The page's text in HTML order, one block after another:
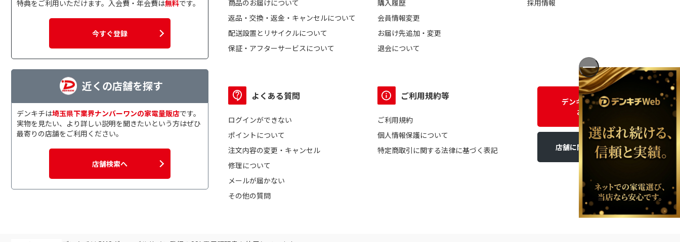
特典をご利用いただけます。入会費・年会費は無料です。
今すぐ登録
近くの店舗を探す
デンキチは埼玉県下業界ナンバーワンの家電量販店です。
実物を見たい、より詳しい説明を聞きたいという方はぜひ
最寄りの店舗をご利用ください。
店舗検索へ
商品のお届けについて
返品・交換・返金・キャンセルについて
配送設置とリサイクルについて
保証・アフターサービスについて
購入履歴
会員情報変更
お届け先追加・変更
退会について
採用情報
よくある質問
ログインができない
ポイントについて
注文内容の変更・キャンセル
修理について
メールが届かない
その他の質問
ご利用規約等
ご利用規約
個人情報保護について
特定商取引に関する法律に基づく表記
デンキチWEBに関する
お問い合わせ
店舗に関するお問い合わせ